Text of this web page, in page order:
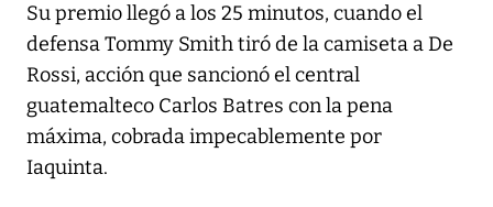
Su premio llegó a los 25 minutos, cuando el
defensa Tommy Smith tiró de la camiseta a De
Rossi, acción que sancionó el central
guatemalteco Carlos Batres con la pena
máxima, cobrada impecablemente por
Iaquinta.